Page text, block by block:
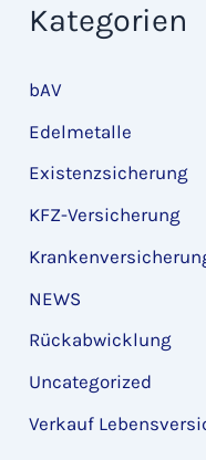
iKategorien
bAV
Edelmetalle
Existenzsicherung
KFZ-Versicherung
NEWS
Rückabwicklung
Uncategorized
Verkauf